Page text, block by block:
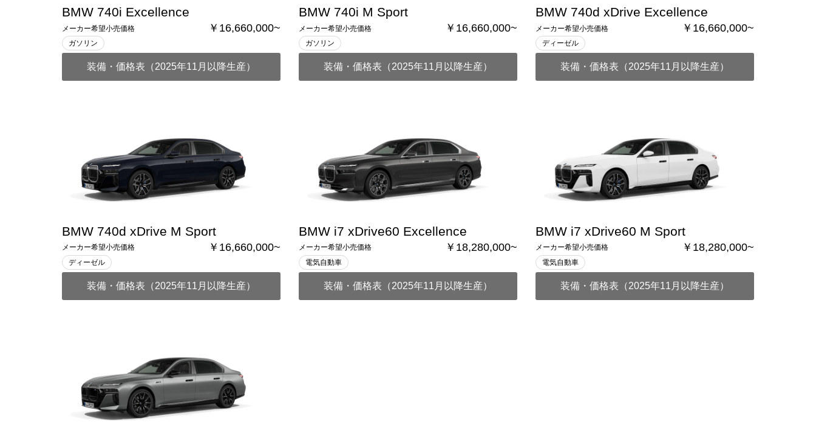
BMW 740i Excellence
メーカー希望小売価格 ￥16,660,000~
ガソリン
装備・価格表（2025年11月以降生産）
BMW 740i M Sport
メーカー希望小売価格 ￥16,660,000~
ガソリン
装備・価格表（2025年11月以降生産）
BMW 740d xDrive Excellence
メーカー希望小売価格 ￥16,660,000~
ディーゼル
装備・価格表（2025年11月以降生産）
BMW 740d xDrive M Sport
メーカー希望小売価格 ￥16,660,000~
ディーゼル
装備・価格表（2025年11月以降生産）
BMW i7 xDrive60 Excellence
メーカー希望小売価格 ￥18,280,000~
電気自動車
装備・価格表（2025年11月以降生産）
BMW i7 xDrive60 M Sport
メーカー希望小売価格 ￥18,280,000~
電気自動車
装備・価格表（2025年11月以降生産）